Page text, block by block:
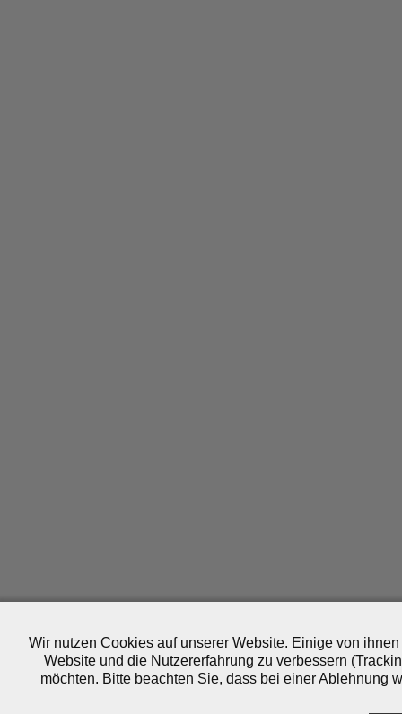
Wir nutzen Cookies auf unserer Website. Einige von
Website und die Nutzererfahrung zu verbessern
möchten. Bitte beachten Sie, dass bei einer Ablehnung